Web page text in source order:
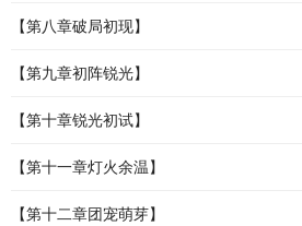
【第八章破局初现】
【第九章初阵锐光】
【第十章锐光初试】
【第十一章灯火余温】
【第十二章团宠萌芽】